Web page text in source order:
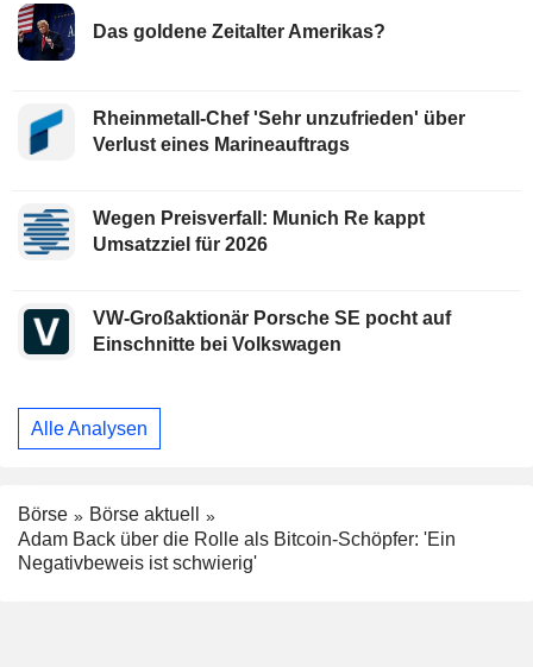
Das goldene Zeitalter Amerikas?
Rheinmetall-Chef 'Sehr unzufrieden' über
Verlust eines Marineauftrags
Wegen Preisverfall: Munich Re kappt
Umsatzziel für 2026
VW-Großaktionär Porsche SE pocht auf
Einschnitte bei Volkswagen
Alle Analysen
Börse
Börse aktuell
Adam Back über die Rolle als Bitcoin-Schöpfer: 'Ein
Negativbeweis ist schwierig'